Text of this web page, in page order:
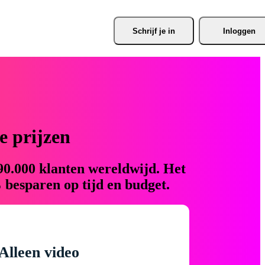
Schrijf je in Inloggen
prijzen
klanten wereldwijd. Het
op tijd en budget.
video